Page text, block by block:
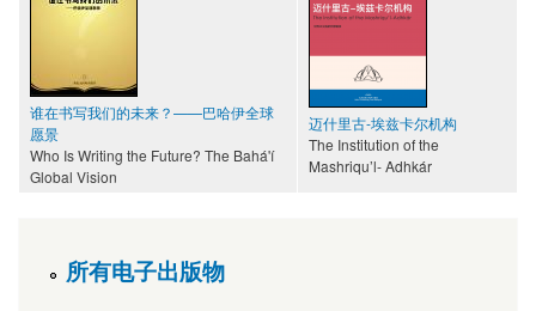
谁在书写我们的未来？——巴哈伊全球
愿景
Who Is Writing the Future? The Bahá'í
Global Vision
迈什里古-埃兹卡尔机构
The Institution of the
Mashriqu’l- Adhkár
所有电子出版物